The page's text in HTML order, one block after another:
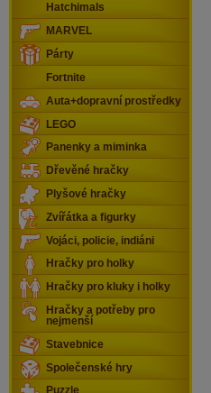
Hatchimals
MARVEL
Párty
Fortnite
Auta+dopravní prostředky
LEGO
Panenky a miminka
Dřevěné hračky
Plyšové hračky
Zvířátka a figurky
Vojáci, policie, indiáni
Hračky pro holky
Hračky pro kluky i holky
Hračky a potřeby pro
nejmenší
Stavebnice
Společenské hry
Puzzle